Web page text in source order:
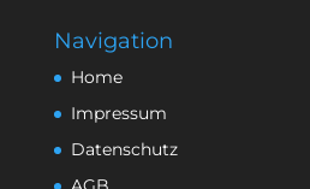
Navigation
Home
Impressum
Datenschutz